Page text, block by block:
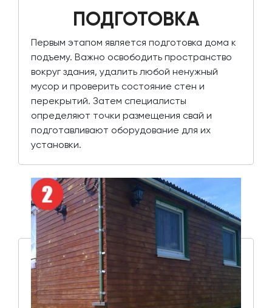
ПОДГОТОВКА
Первым этапом является подготовка дома к
подъему. Важно освободить пространство
вокруг здания, удалить любой ненужный
мусор и проверить состояние стен и
перекрытий. Затем специалисты
определяют точки размещения свай и
подготавливают оборудование для их
установки.